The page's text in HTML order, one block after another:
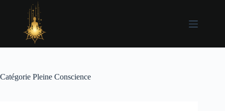
Catégorie Pleine Conscience